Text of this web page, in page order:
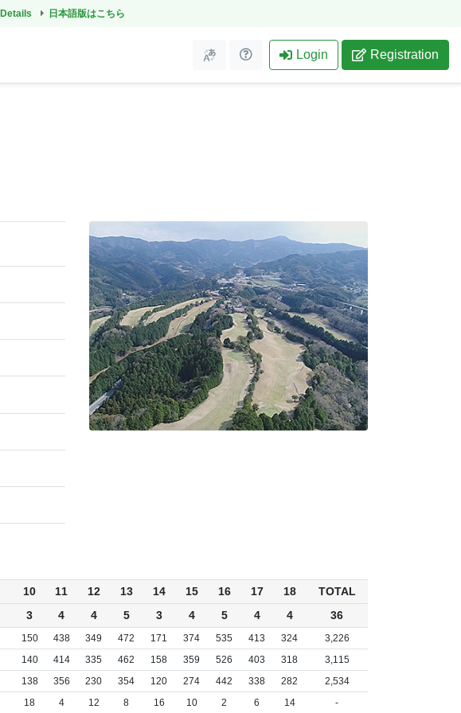
Details 日本語版はこちら
Login Registration
10 11 12 13 14 15 16 17 18
TOTAL
3 4 4 5 3 4 5 4 4 36
150 438 349 472 171 374 535 413 324
3,226
140 414 335 462 158 359 526 403 318
3,115
138 356 230 354 120 274 442 338 282
2,534
18 4 12 8 16 10 2 6 14 -